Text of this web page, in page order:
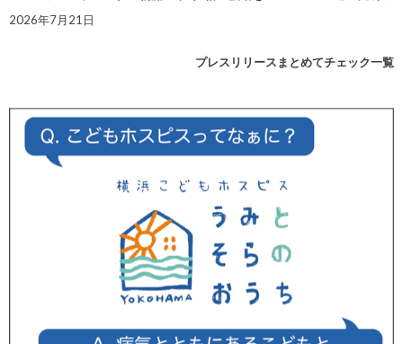
2026年7月21日
プレスリリースまとめてチェック一覧